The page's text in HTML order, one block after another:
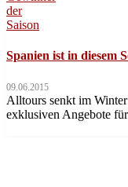
Spanien ist in diesem
09.06.2015
Alltours senkt im
exklusiven Angebote